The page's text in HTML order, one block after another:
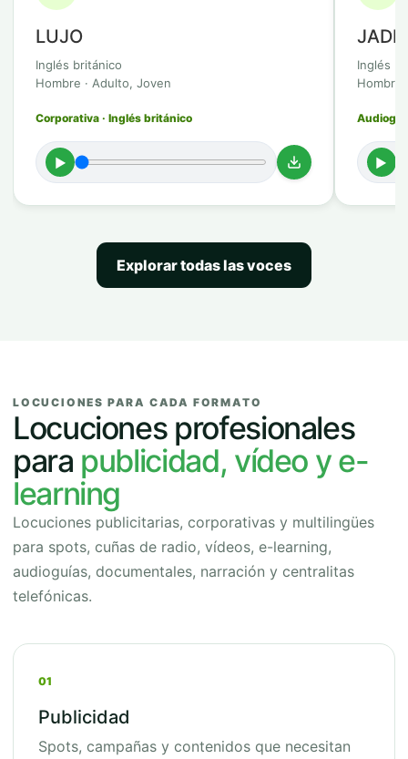
LUJO
Inglés británico
Hombre · Adulto, Joven
Corporativa · Inglés británico
►
JADI
Inglés
Hombre
►
Explorar todas las voces
LOCUCIONES PARA CADA FORMATO
Locuciones profesionales
para publicidad, vídeo y e-
learning
Locuciones publicitarias, corporativas y multilingües
para spots, cuñas de radio, vídeos, e-learning,
audioguías, documentales, narración y centralitas
telefónicas.
01
Publicidad
Spots, campañas y contenidos que necesitan